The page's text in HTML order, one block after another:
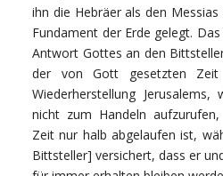
ihn die Hebräer als den
Fundament der Erde gelegt.
Antwort Gottes an den
der von Gott gesetzten Zeit
Wiederherstellung
nicht zum Handeln
Zeit nur halb abgelaufen ist,
Bittsteller] versichert, dass er